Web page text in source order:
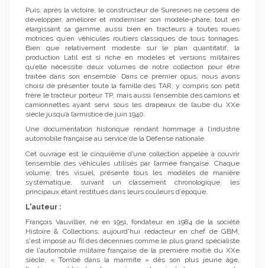
Puis, après la victoire, le constructeur de Suresnes ne cessera de
développer, améliorer et moderniser son modèle-phare, tout en
élargissant sa gamme, aussi bien en tracteurs à toutes roues
motrices qu’en véhicules routiers classiques de tous tonnages.
Bien que relativement modeste sur le plan quantitatif, la
production Latil est si riche en modèles et versions militaires
qu’elle nécessite deux volumes de notre collection pour être
traitée dans son ensemble. Dans ce premier opus, nous avons
choisi de présenter toute la famille des TAR, y compris son petit
frère le tracteur porteur TP, mais aussi l’ensemble des camions et
camionnettes ayant servi sous les drapeaux de l’aube du XXe
siècle jusqu’à l’armistice de juin 1940.
Une documentation historique rendant hommage à l’industrie
automobile française au service de la Défense nationale.
Cet ouvrage est le cinquième d’une collection appelée à couvrir
l’ensemble des véhicules utilisés par l’armée française. Chaque
volume, très visuel, présente tous les modèles de manière
systématique, suivant un classement chronologique, les
principaux étant restitués dans leurs couleurs d’époque.
L'auteur :
François Vauvillier, né en 1951, fondateur en 1984 de la société
Histoire & Collections, aujourd'hui rédacteur en chef de GBM,
s'est imposé au fil des décennies comme le plus grand spécialiste
de l'automobile militaire française de la première moitié du XXe
siècle. « Tombé dans la marmite » dès son plus jeune âge,